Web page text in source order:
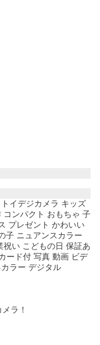
イデジカメラ キッズ
コンパクト おもちゃ 子
プレゼント かわいい
子 ニュアンスカラー
祝い こどもの日 保証あ
ード付 写真 動画 ビデ
ラー デジタル
ラ！